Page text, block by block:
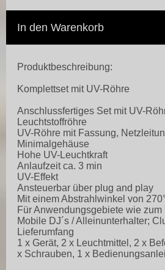
In den Warenkorb
Produktbeschreibung:
Komplettset mit UV-Röhre
Anschlussfertiges Set mit UV-
Leuchtstoffröhre
UV-Röhre mit Fassung,
Minimalgehäuse
Hohe UV-Leuchtkraft
Anlaufzeit ca. 3 min
UV-Effekt
Ansteuerbar über plug and play
Mit einem Abstrahlwinkel von
Für Anwendungsgebiete wie
Mobile DJ´s / Alleinunterhalter;
Lieferumfang
1 x Gerät, 2 x Leuchtmittel, 2 x
x Schrauben, 1 x